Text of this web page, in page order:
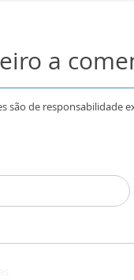
a
são de responsabilidade